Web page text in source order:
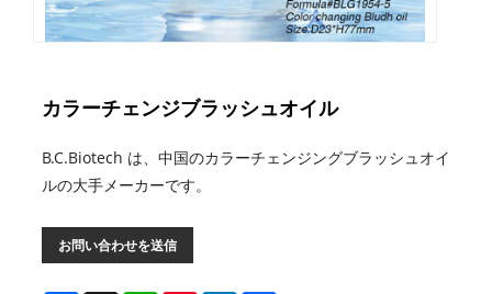
カラーチェンジブラッシュオイル
B.C.Biotech は、中国のカラーチェンジングブラッシュオイ
ルの大手メーカーです。
お問い合わせを送信